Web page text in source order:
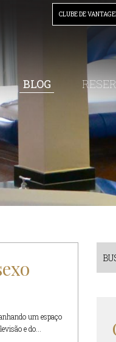
CLUBE DE
BLOG
um espaço
e do...